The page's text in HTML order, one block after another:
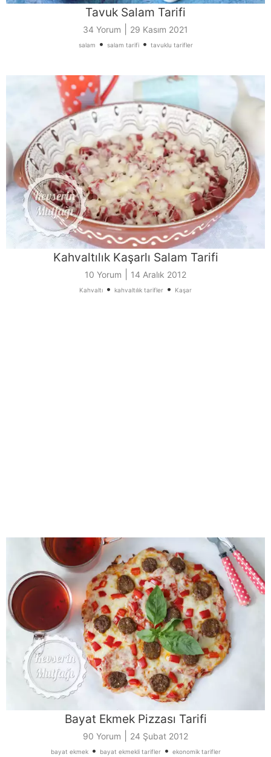
Tavuk Salam Tarifi
34 Yorum 29 Kasım 2021
salam • salam tarifi• tavuklu tarifler
Kahvaltılık Kaşarlı Salam Tarifi
10 Yorum 14 Aralık 2012
Kahvaltı • kahvaltılık tarifler • Kaşar
Bayat Ekmek Pizzası Tarifi
90 Yorum 24 Şubat 2012
bayat ekmek• bayat ekmekli tarifler• ekonomik tarifler